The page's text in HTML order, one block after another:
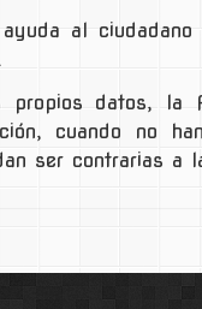
al
datos, la
cuando no
ser contrarias a